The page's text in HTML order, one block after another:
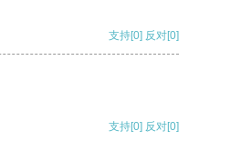
支持[0] 反对[0]
支持[0] 反对[0]